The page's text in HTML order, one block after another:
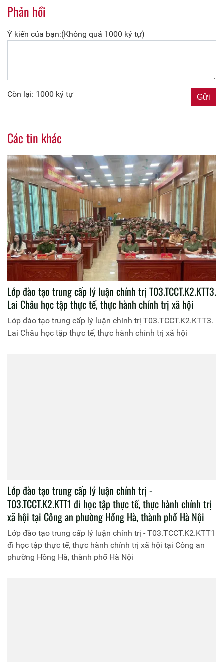
Phản hồi
Ý kiến của bạn:(Không quá 1000 ký tự)
Còn lại: 1000 ký tự
Các tin khác
Lớp đào tạo trung cấp lý luận chính trị T03.TCCT.K2.KTT3.
Lai Châu học tập thực tế, thực hành chính trị xã hội
Lớp đào tạo trung cấp lý luận chính trị T03.TCCT.K2.KTT3.
Lai Châu học tập thực tế, thực hành chính trị xã hội
Lớp đào tạo trung cấp lý luận chính trị -
T03.TCCT.K2.KTT1 đi học tập thực tế, thực hành chính trị
xã hội tại Công an phường Hồng Hà, thành phố Hà Nội
Lớp đào tạo trung cấp lý luận chính trị - T03.TCCT.K2.KTT1
đi học tập thực tế, thực hành chính trị xã hội tại Công an
phường Hồng Hà, thành phố Hà Nội